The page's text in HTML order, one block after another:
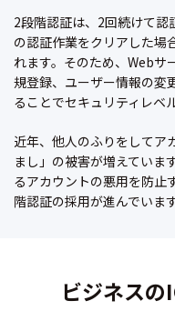
2段階認証は、2回続けて認
の認証作業をクリアした場
れます。そのため、Webサ
規登録、ユーザー情報の変
ることでセキュリティレベ
近年、他人のふりをしてア
まし」の被害が増えていま
るアカウントの悪用を防止
階認証の採用が進んでいます
ビジネス